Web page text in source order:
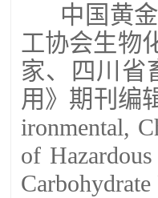
中国黄
工协会生物
家、四川省
用》期刊编
ironmental,
of